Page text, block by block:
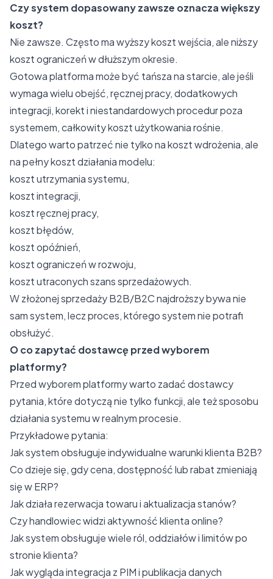
Czy system dopasowany zawsze oznacza większy
koszt?
Nie zawsze. Często ma wyższy koszt wejścia, ale niższy
koszt ograniczeń w dłuższym okresie.
Gotowa platforma może być tańsza na starcie, ale jeśli
wymaga wielu obejść, ręcznej pracy, dodatkowych
integracji, korekt i niestandardowych procedur poza
systemem, całkowity koszt użytkowania rośnie.
Dlatego warto patrzeć nie tylko na koszt wdrożenia, ale
na pełny koszt działania modelu:
koszt utrzymania systemu,
koszt integracji,
koszt ręcznej pracy,
koszt błędów,
koszt opóźnień,
koszt ograniczeń w rozwoju,
koszt utraconych szans sprzedażowych.
W złożonej sprzedaży B2B/B2C najdroższy bywa nie
sam system, lecz proces, którego system nie potrafi
obsłużyć.
O co zapytać dostawcę przed wyborem
platformy?
Przed wyborem platformy warto zadać dostawcy
pytania, które dotyczą nie tylko funkcji, ale też sposobu
działania systemu w realnym procesie.
Przykładowe pytania:
Jak system obsługuje indywidualne warunki klienta B2B?
Co dzieje się, gdy cena, dostępność lub rabat zmieniają
się w ERP?
Jak działa rezerwacja towaru i aktualizacja stanów?
Czy handlowiec widzi aktywność klienta online?
Jak system obsługuje wiele ról, oddziałów i limitów po
stronie klienta?
Jak wygląda integracja z PIM i publikacja danych